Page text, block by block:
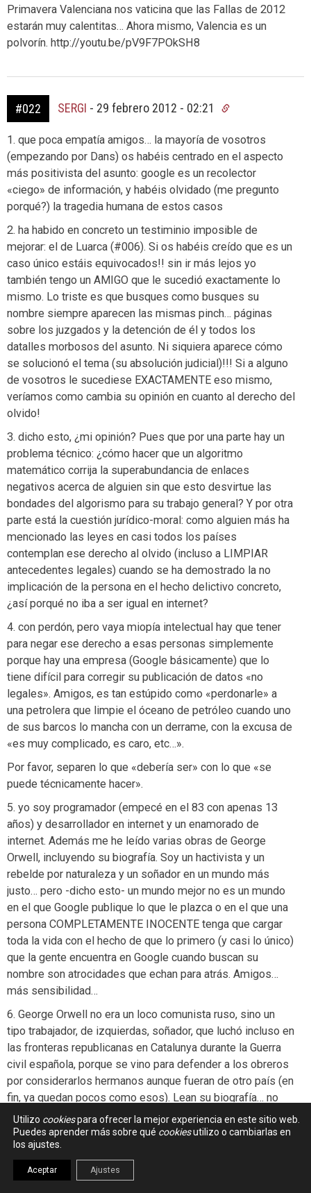
Primavera Valenciana nos vaticina que las Fallas de 2012
estarán muy calentitas… Ahora mismo, Valencia es un
polvorín. http://youtu.be/pV9F7POkSH8
#022 SERGI - 29 febrero 2012 - 02:21
1. que poca empatía amigos… la mayoría de vosotros
(empezando por Dans) os habéis centrado en el aspecto
más positivista del asunto: google es un recolector
«ciego» de información, y habéis olvidado (me pregunto
porqué?) la tragedia humana de estos casos
2. ha habido en concreto un testiminio imposible de
mejorar: el de Luarca (#006). Si os habéis creído que es un
caso único estáis equivocados!! sin ir más lejos yo
también tengo un AMIGO que le sucedió exactamente lo
mismo. Lo triste es que busques como busques su
nombre siempre aparecen las mismas pinch… páginas
sobre los juzgados y la detención de él y todos los
datalles morbosos del asunto. Ni siquiera aparece cómo
se solucionó el tema (su absolución judicial)!!! Si a alguno
de vosotros le sucediese EXACTAMENTE eso mismo,
veríamos como cambia su opinión en cuanto al derecho del
olvido!
3. dicho esto, ¿mi opinión? Pues que por una parte hay un
problema técnico: ¿cómo hacer que un algoritmo
matemático corrija la superabundancia de enlaces
negativos acerca de alguien sin que esto desvirtue las
bondades del algorismo para su trabajo general? Y por otra
parte está la cuestión jurídico-moral: como alguien más ha
mencionado las leyes en casi todos los países
contemplan ese derecho al olvido (incluso a LIMPIAR
antecedentes legales) cuando se ha demostrado la no
implicación de la persona en el hecho delictivo concreto,
¿así porqué no iba a ser igual en internet?
4. con perdón, pero vaya miopía intelectual hay que tener
para negar ese derecho a esas personas simplemente
porque hay una empresa (Google básicamente) que lo
tiene difícil para corregir su publicación de datos «no
legales». Amigos, es tan estúpido como «perdonarle» a
una petrolera que limpie el óceano de petróleo cuando uno
de sus barcos lo mancha con un derrame, con la excusa de
«es muy complicado, es caro, etc…».
Por favor, separen lo que «debería ser» con lo que «se
puede técnicamente hacer».
5. yo soy programador (empecé en el 83 con apenas 13
años) y desarrollador en internet y un enamorado de
internet. Además me he leído varias obras de George
Orwell, incluyendo su biografía. Soy un hactivista y un
rebelde por naturaleza y un soñador en un mundo más
justo… pero -dicho esto- un mundo mejor no es un mundo
en el que Google publique lo que le plazca o en el que una
persona COMPLETAMENTE INOCENTE tenga que cargar
toda la vida con el hecho de que lo primero (y casi lo único)
que la gente encuentra en Google cuando buscan su
nombre son atrocidades que echan para atrás. Amigos…
más sensibilidad…
6. George Orwell no era un loco comunista ruso, sino un
tipo trabajador, de izquierdas, soñador, que luchó incluso en
las fronteras republicanas en Catalunya durante la Guerra
civil española, porque se vino para defender a los obreros
por considerarlos hermanos aunque fueran de otro país (en
fin, ya quedan pocos como esos). Lean su biografía… no
les dejará indiferentes y les mostrará (a mí lo hizo) un
aspecto que no se explica mucho de esa guerra…
En fin, solo pido un poco de humanidad en la euforia
tecnológica de todos… no olvidemos que la vida son cuatro
Utilizo cookiespara ofrecer la mejor experiencia en este sitio web.
Puedes aprender más sobre qué cookiesutilizo o cambiarlas en
los ajustes.
Aceptar Ajustes